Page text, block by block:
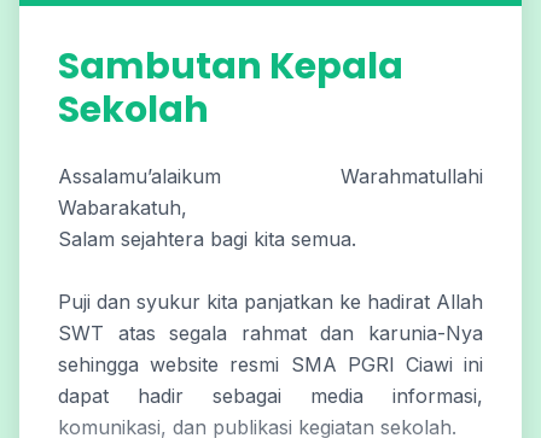
Sambutan Kepala
Sekolah
Assalamu’alaikum Warahmatullahi
Wabarakatuh,
Salam sejahtera bagi kita semua.
Puji dan syukur kita panjatkan ke hadirat Allah
SWT atas segala rahmat dan karunia-Nya
sehingga website resmi SMA PGRI Ciawi ini
dapat hadir sebagai media informasi,
komunikasi, dan publikasi kegiatan sekolah.